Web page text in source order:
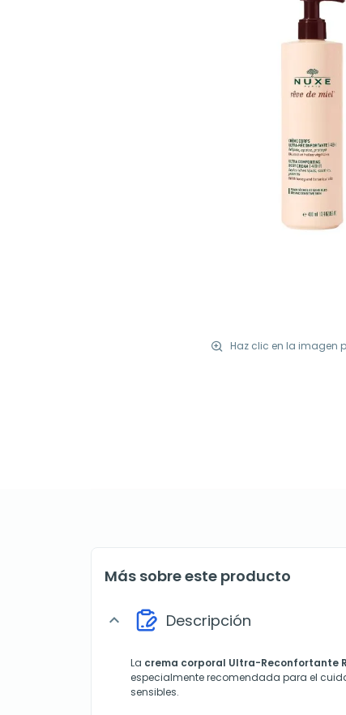
Haz clic en la imagen
Más sobre este producto
expand_more Descripción
La crema corporal Ultra-Reconfortante
especialmente recomendada para el
sensibles.